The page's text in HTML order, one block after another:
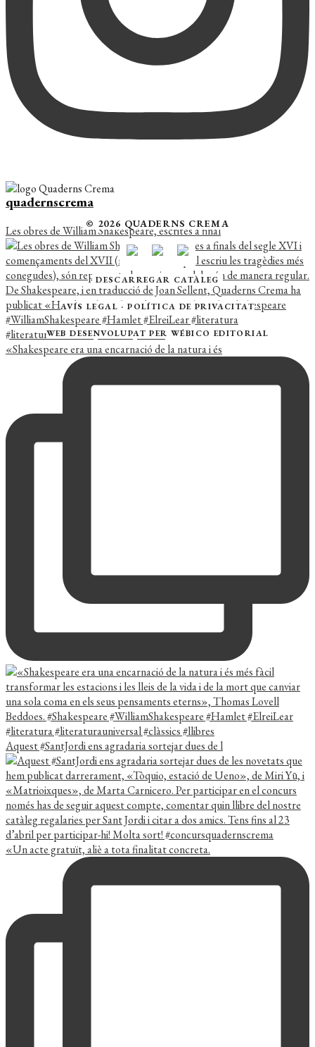
quadernscrema
Les obres de William Shakespeare, escrites a final
«Shakespeare era una encarnació de la natura i és
Aquest #SantJordi ens agradaria sortejar dues de l
«Un acte gratuït, aliè a tota finalitat concreta.
© 2026 QUADERNS CREMA
DESCARREGAR CATÀLEG
AVÍS LEGAL ·POLÍTICA DE PRIVACITAT
WEB DESENVOLUPAT PER WÉBICO EDITORIAL